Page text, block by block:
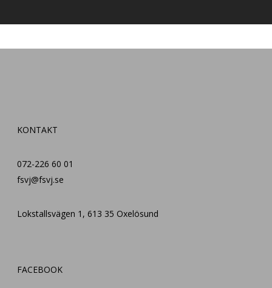
KONTAKT
072-226 60 01
fsvj@fsvj.se
Lokstallsvägen 1, 613 35 Oxelösund
FACEBOOK